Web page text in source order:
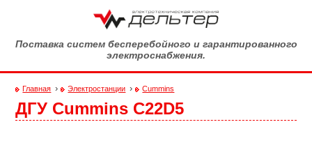
Поставка систем бесперебойного и гарантированного
электроснабжения.
Вы здесь
Главная › Электростанции › Cummins
ДГУ Cummins С22D5